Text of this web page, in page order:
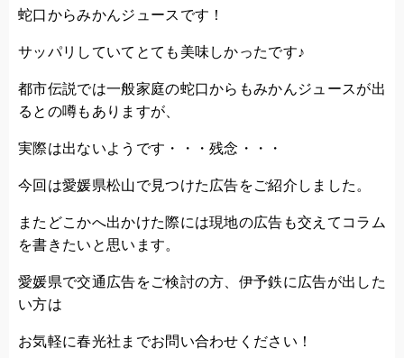
蛇口からみかんジュースです！
サッパリしていてとても美味しかったです♪
都市伝説では一般家庭の蛇口からもみかんジュースが出
るとの噂もありますが、
実際は出ないようです・・・残念・・・
今回は愛媛県松山で見つけた広告をご紹介しました。
またどこかへ出かけた際には現地の広告も交えてコラム
を書きたいと思います。
愛媛県で交通広告をご検討の方、伊予鉄に広告が出した
い方は
お気軽に春光社までお問い合わせください！